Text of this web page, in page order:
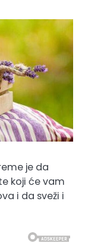
je da
koji će vam
i da sveži i